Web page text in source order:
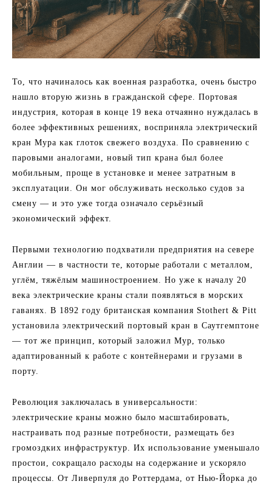
То, что начиналось как военная разработка, очень быстро
нашло вторую жизнь в гражданской сфере. Портовая
индустрия, которая в конце 19 века отчаянно нуждалась в
более эффективных решениях, восприняла электрический
кран Мура как глоток свежего воздуха. По сравнению с
паровыми аналогами, новый тип крана был более
мобильным, проще в установке и менее затратным в
эксплуатации. Он мог обслуживать несколько судов за
смену — и это уже тогда означало серьёзный
экономический эффект.
Первыми технологию подхватили предприятия на севере
Англии — в частности те, которые работали с металлом,
углём, тяжёлым машиностроением. Но уже к началу 20
века электрические краны стали появляться в морских
гаванях. В 1892 году британская компания Stothert & Pitt
установила электрический портовый кран в Саутгемптоне
— тот же принцип, который заложил Мур, только
адаптированный к работе с контейнерами и грузами в
порту.
Революция заключалась в универсальности:
электрические краны можно было масштабировать,
настраивать под разные потребности, размещать без
громоздких инфраструктур. Их использование уменьшало
простои, сокращало расходы на содержание и ускоряло
процессы. От Ливерпуля до Роттердама, от Нью-Йорка до